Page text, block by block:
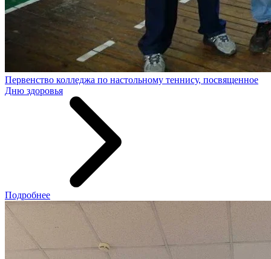
Первенство колледжа по настольному теннису, посвященное
Дню здоровья
Подробнее